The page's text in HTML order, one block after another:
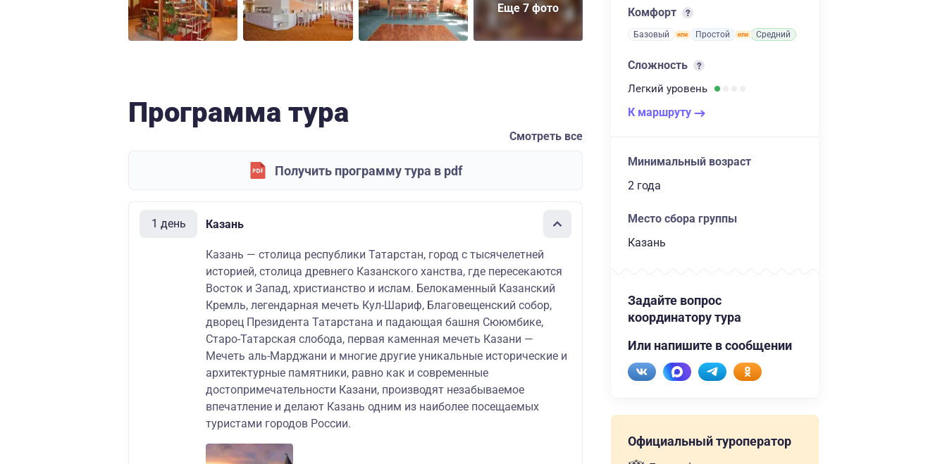
Еще 7 фото
Программа тура
Смотреть все
Получить программу тура в pdf
1 день Казань
Казань — столица республики Татарстан, город с тысячелетней
историей, столица древнего Казанского ханства, где пересекаются
Восток и Запад, христианство и ислам. Белокаменный Казанский
Кремль, легендарная мечеть Кул-Шариф, Благовещенский собор,
дворец Президента Татарстана и падающая башня Сююмбике,
Старо-Татарская слобода, первая каменная мечеть Казани —
Мечеть аль-Марджани и многие другие уникальные исторические и
архитектурные памятники, равно как и современные
достопримечательности Казани, производят незабываемое
впечатление и делают Казань одним из наиболее посещаемых
туристами городов России.
Комфорт
Базовый Простой Средний
Сложность
Легкий уровень
К маршруту
Минимальный возраст
2 года
Место сбора группы
Казань
Задайте вопрос
координатору тура
Или напишите в сообщении
Официальный туроператор